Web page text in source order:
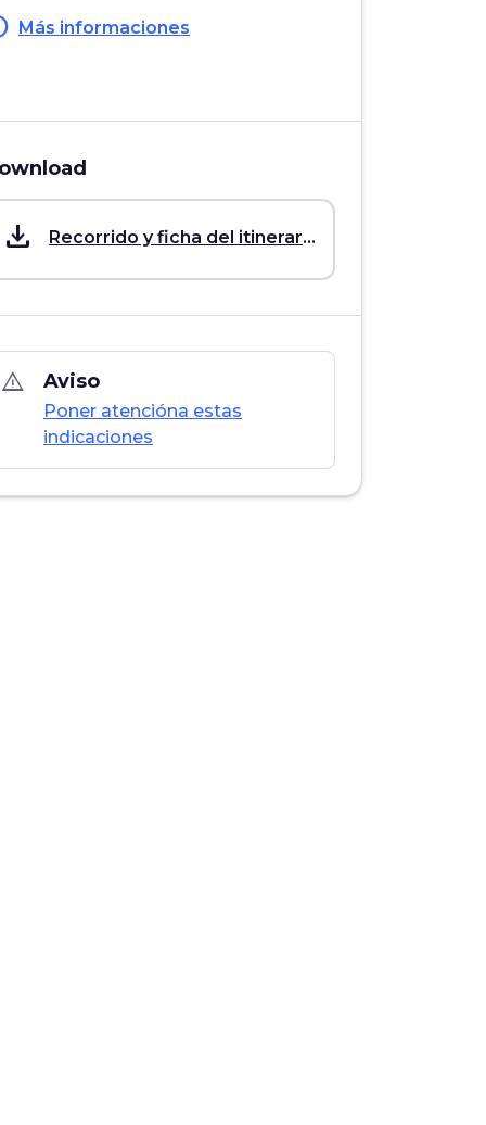
Más informaciones
save_alt Recorrido y ficha del itinerario
warning_amber Aviso
Poner atencióna estas
indicaciones